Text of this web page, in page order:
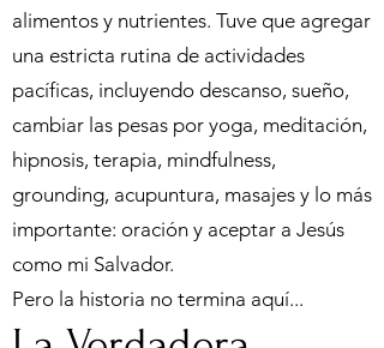
alimentos y nutrientes. Tuve que agregar
una estricta rutina de actividades
pacíficas, incluyendo descanso, sueño,
cambiar las pesas por yoga, meditación,
hipnosis, terapia, mindfulness,
grounding, acupuntura, masajes y lo más
importante: oración y aceptar a Jesús
como mi Salvador.
Pero la historia no termina aquí...